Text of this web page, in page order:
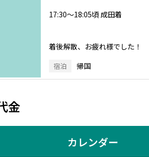
17:30～18:05頃 成田着
着後解散、お疲れ様でした！
宿泊 帰国
金
カレンダー